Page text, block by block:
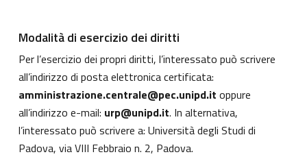
Modalità di esercizio dei diritti
Per l’esercizio dei propri diritti, l’interessato può scrivere
all’indirizzo di posta elettronica certificata:
amministrazione.centrale@pec.unipd.it oppure
all’indirizzo e-mail: urp@unipd.it. In alternativa,
l’interessato può scrivere a: Università degli Studi di
Padova, via VIII Febbraio n. 2, Padova.